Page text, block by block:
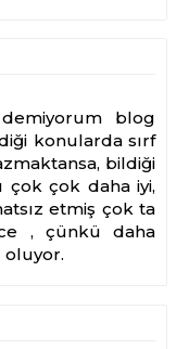
blog
konularda sırf
bildiği
çok çok daha iyi,
etmiş çok ta
, çünkü daha
oluyor.